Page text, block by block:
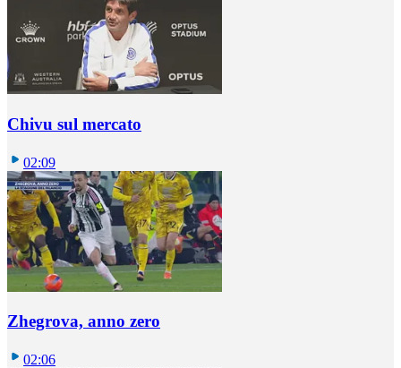
Chivu sul mercato
02:09
Zhegrova, anno zero
02:06